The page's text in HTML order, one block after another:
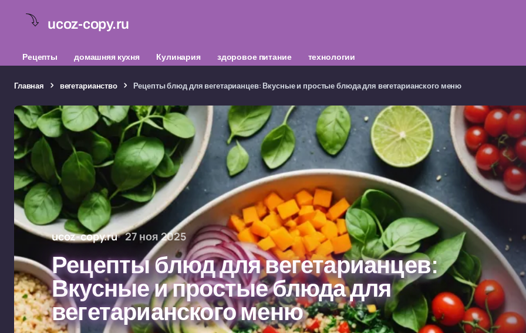
ucoz-copy.ru
Рецепты домашняя кухня Кулинария здоровое питание технологии
Главная вегетарианство Рецепты блюд для вегетарианцев: Вкусные и простые блюда для вегетарианского меню
ucoz-copy.ru 27 ноя 2025
Рецепты блюд для вегетарианцев:
Вкусные и простые блюда для
вегетарианского меню